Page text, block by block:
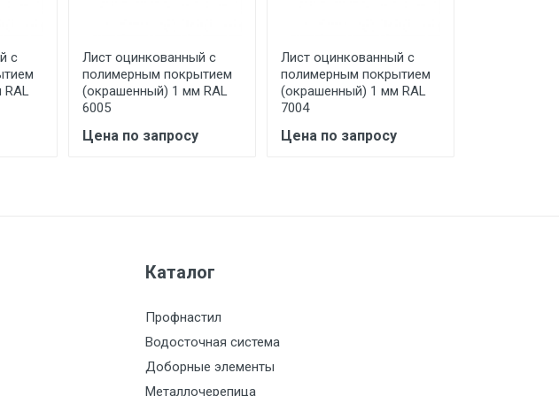
35р./км за МКАД
35р./км за МКАД
40р./км за МКАД
с
Лист оцинкованный с
полимерным покрытием
(окрашенный) 1 мм RAL
6005
Цена по запросу
Лист оцинкованный с
полимерным покрытием
(окрашенный) 1 мм RAL
7004
Цена по запросу
Каталог
Профнастил
Водосточная система
Доборные элементы
Металлочерепица